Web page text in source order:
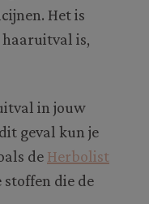
Het is
is,
in jouw
geval kun je
de Herbolist
stoffen die de